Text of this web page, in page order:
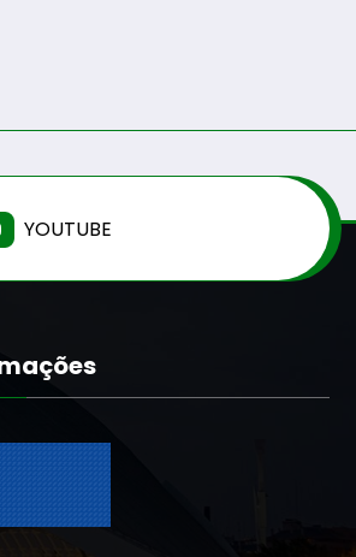
YOUTUBE